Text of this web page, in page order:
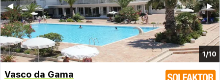
1/10
▶︎
◀︎
Vasco da Gama